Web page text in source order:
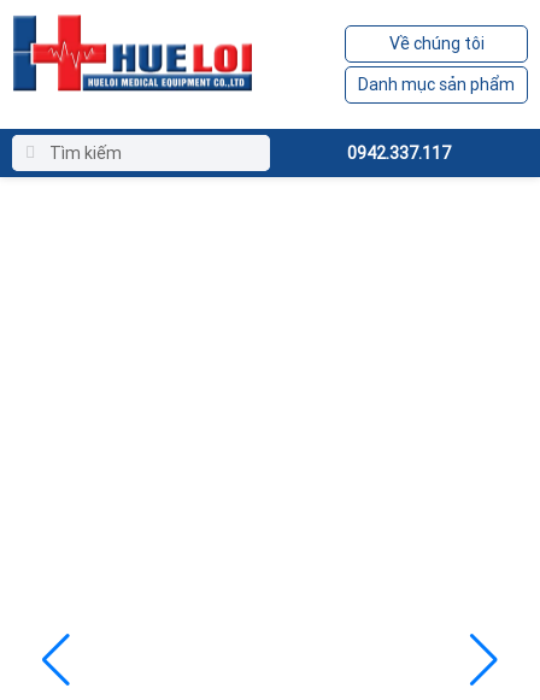
Về chúng tôi
Danh mục sản phẩm
0942.337.117